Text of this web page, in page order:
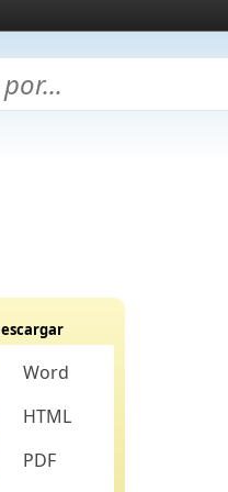
Word
HTML
PDF